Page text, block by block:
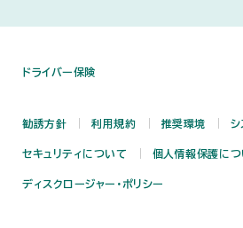
ドライバー保険
勧誘方針 利用規約 推奨環境 シ
セキュリティについて 個人情報保護につ
ディスクロージャー・ポリシー